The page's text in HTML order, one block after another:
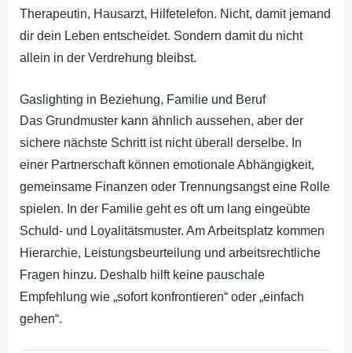
Therapeutin, Hausarzt, Hilfetelefon. Nicht, damit jemand
dir dein Leben entscheidet. Sondern damit du nicht
allein in der Verdrehung bleibst.
Gaslighting in Beziehung, Familie und Beruf
Das Grundmuster kann ähnlich aussehen, aber der
sichere nächste Schritt ist nicht überall derselbe. In
einer Partnerschaft können emotionale Abhängigkeit,
gemeinsame Finanzen oder Trennungsangst eine Rolle
spielen. In der Familie geht es oft um lang eingeübte
Schuld- und Loyalitätsmuster. Am Arbeitsplatz kommen
Hierarchie, Leistungsbeurteilung und arbeitsrechtliche
Fragen hinzu. Deshalb hilft keine pauschale
Empfehlung wie „sofort konfrontieren“ oder „einfach
gehen“.